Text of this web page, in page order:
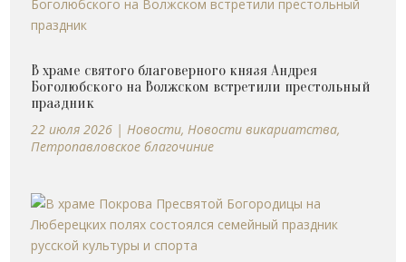
В храме святого благоверного князя Андрея
Боголюбского на Волжском встретили престольный
праздник
22 июля 2026 |Новости,Новости викариатства,
Петропавловское благочиние